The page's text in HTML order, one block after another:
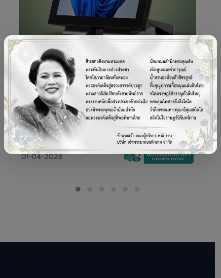
POS TERMINAL
SENOR V+5s
เครื่อง POS All-in-One Touch Screen ดีไซน์พรีเมียม
01-04-2026